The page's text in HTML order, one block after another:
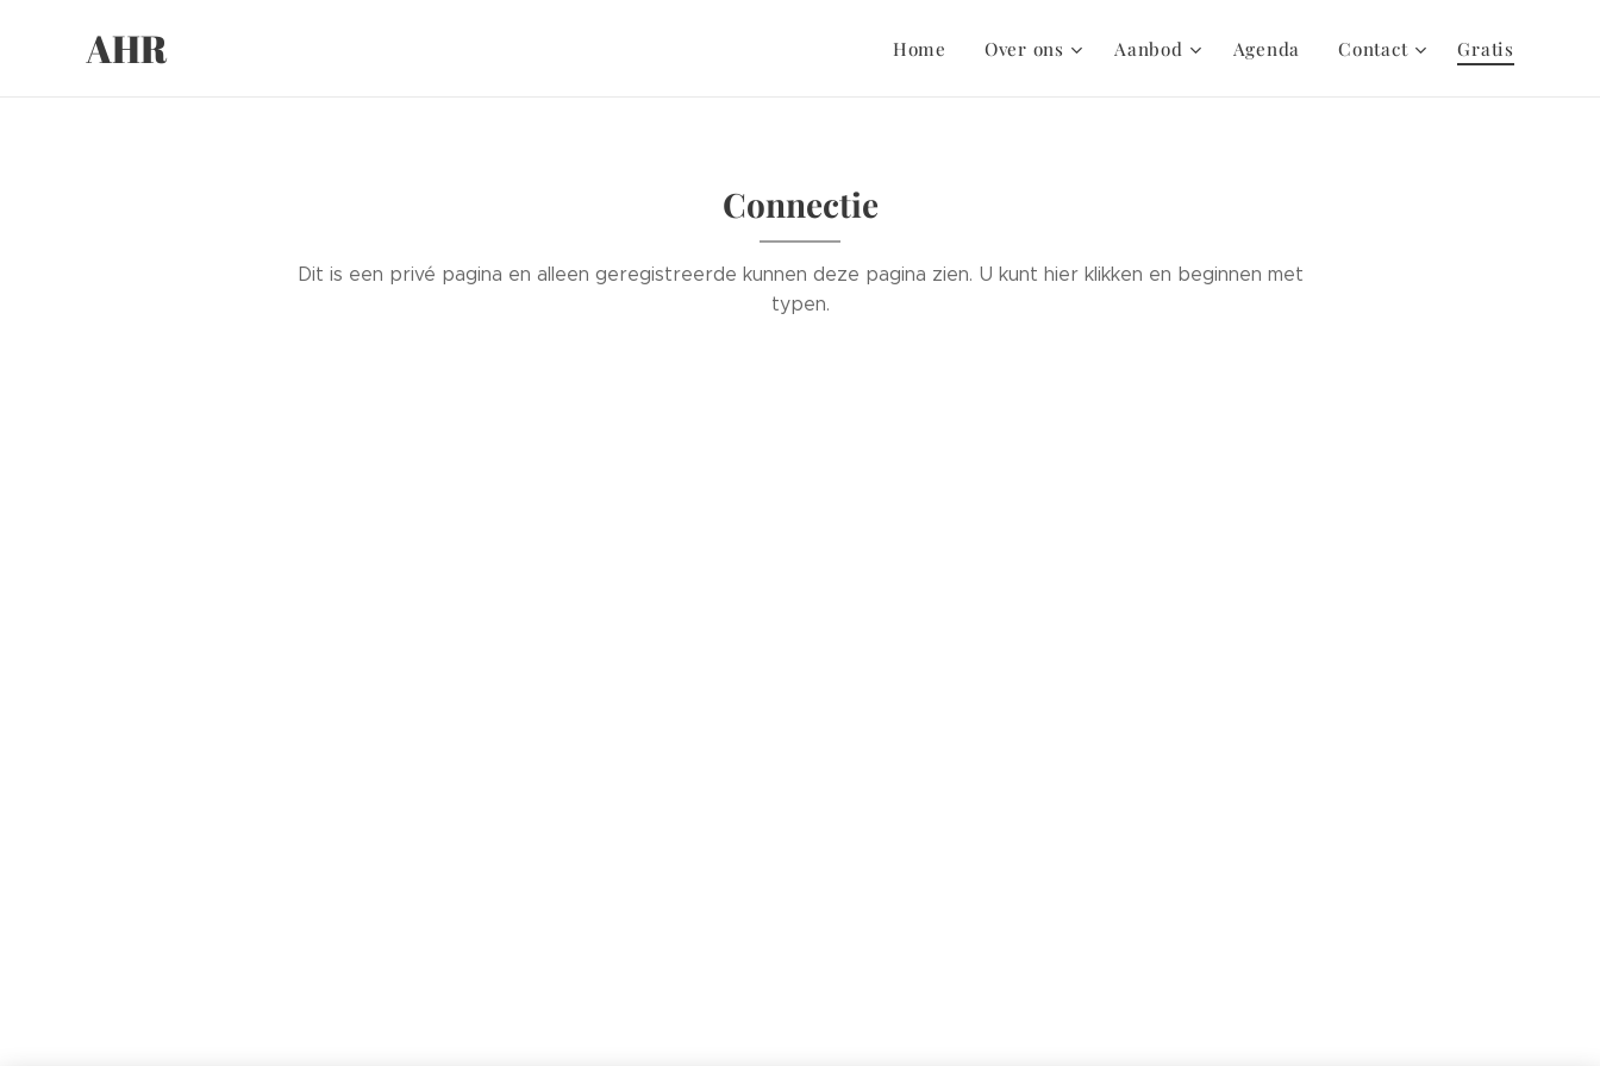
AHR Home Over ons Aanbod Agenda Contact Gratis
Connectie
Dit is een privé pagina en alleen geregistreerde kunnen deze pagina zien. U kunt hier klikken en beginnen met
typen.